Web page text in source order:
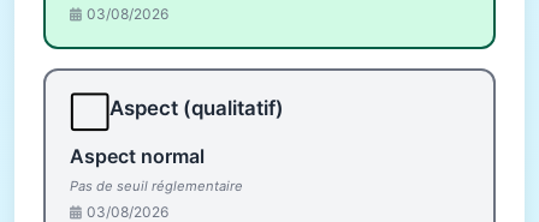
03/08/2026
Aspect (qualitatif)
Aspect normal
Pas de seuil réglementaire
03/08/2026